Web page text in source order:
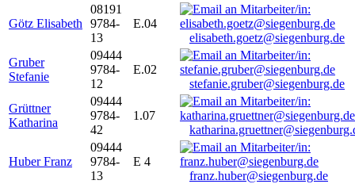
Götz Elisabeth
08191
9784-
13
E.04
elisabeth.goetz@siegenburg.de
Gruber
Stefanie
09444
9784-
12
E.02
stefanie.gruber@siegenburg.de
Grüttner
Katharina
09444
9784-
42
1.07
Huber Franz
09444
9784-
13
E 4
franz.huber@siegenburg.de